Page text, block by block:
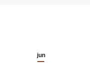
jun